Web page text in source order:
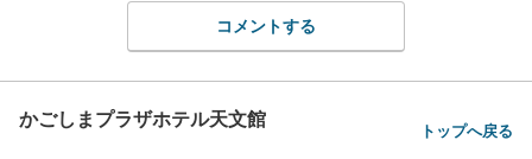
コメントする
かごしまプラザホテル天文館 トップへ戻る